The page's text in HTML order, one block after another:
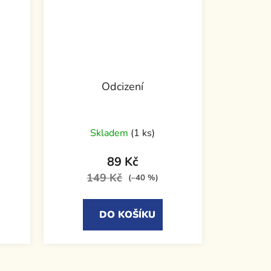
Odcizení
Skladem (1 ks)
89 Kč
149 Kč (–40 %)
DO KOŠÍKU